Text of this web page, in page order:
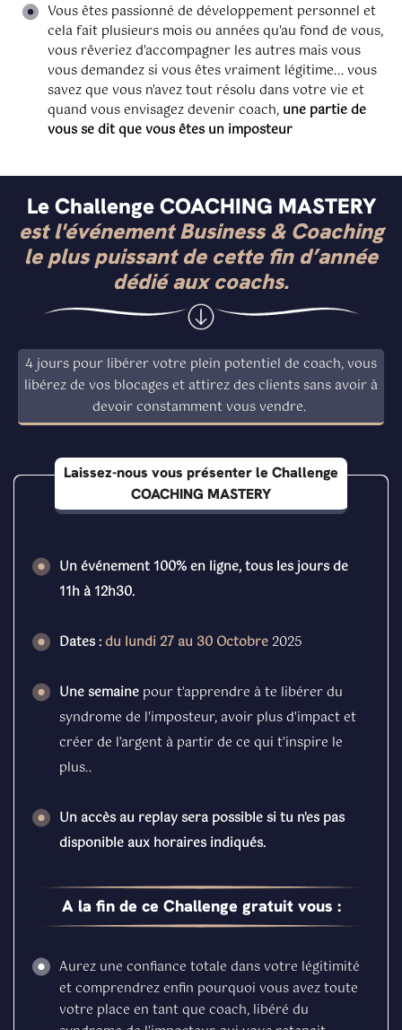
Vous êtes passionné de développement personnel et
cela fait plusieurs mois ou années qu'au fond de vous,
vous rêveriez d'accompagner les autres mais vous
vous demandez si vous êtes vraiment légitime... vous
savez que vous n'avez tout résolu dans votre vie et
quand vous envisagez devenir coach, une partie de
vous se dit que vous êtes un imposteur
Le Challenge COACHING MASTERY
est l'événement Business & Coaching
le plus puissant de cette fin d’année
dédié aux coachs.
4 jours pour libérer votre plein potentiel de coach, vous
libérez de vos blocages et attirez des clients sans avoir à
devoir constamment vous vendre.
Laissez-nous vous présenter le Challenge
COACHING MASTERY
Un événement 100% en ligne, tous les jours de
11h à 12h30.
Dates :du lundi 27 au 30 Octobre2025
Une semaine pour t’apprendre à te libérer du
syndrome de l'imposteur, avoir plus d'impact et
créer de l’argent à partir de ce qui t’inspire le
plus..
Un accès au replay sera possible si tu n'es pas
disponible aux horaires indiqués.
A la fin de ce Challenge gratuit vous :
Aurez une confiance totale dans votre légitimité
et comprendrez enfin pourquoi vous avez toute
votre place en tant que coach, libéré du